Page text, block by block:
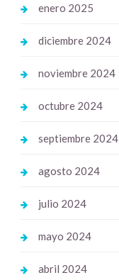
enero 2025
diciembre 2024
noviembre 2024
octubre 2024
septiembre 2024
agosto 2024
julio 2024
mayo 2024
abril 2024